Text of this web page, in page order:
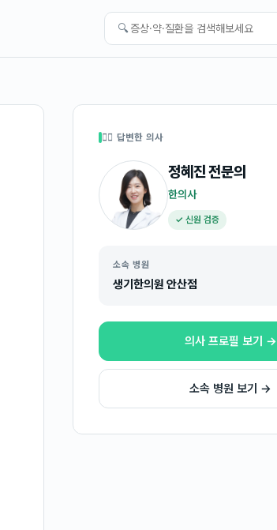
🔍
👩‍⚕️ 답변한 의사
정혜진전문의
한의사
✓ 신원 검증
소속 병원
생기한의원 안산점
의사 프로필 보기 →
소속 병원 보기 →